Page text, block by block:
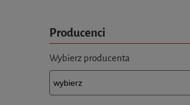
Producenci
Wybierz producenta